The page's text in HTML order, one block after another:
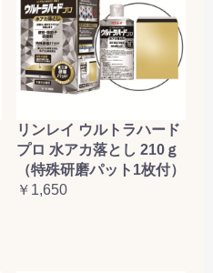
リンレイ ウルトラハード
プロ 水アカ落とし 210ｇ
（特殊研磨パット1枚付）
￥1,650